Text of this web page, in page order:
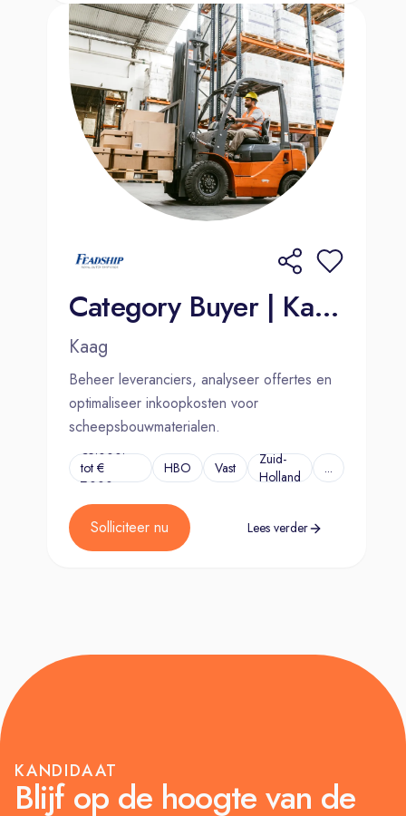
Category Buyer | Kaag of Amsterdam
Kaag
Beheer leveranciers, analyseer offertes en
optimaliseer inkoopkosten voor
scheepsbouwmaterialen.
€5.000.-
tot €
7.000,-
HBO Vast
Zuid-
Holland
...
Solliciteer nu Lees verder
KANDIDAAT
Blijf op de hoogte van de